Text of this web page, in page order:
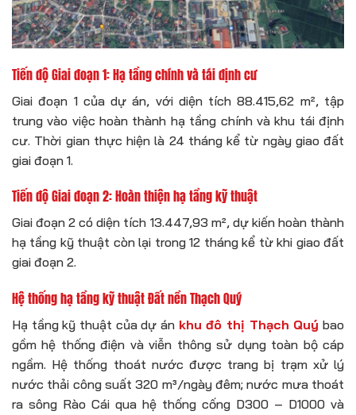
Tiến độ Giai đoạn 1: Hạ tầng chính và tái định cư
Giai đoạn 1 của dự án, với diện tích 88.415,62 m², tập
trung vào việc hoàn thành hạ tầng chính và khu tái định
cư. Thời gian thực hiện là 24 tháng kể từ ngày giao đất
giai đoạn 1.
Tiến độ Giai đoạn 2: Hoàn thiện hạ tầng kỹ thuật
Giai đoạn 2 có diện tích 13.447,93 m², dự kiến hoàn thành
hạ tầng kỹ thuật còn lại trong 12 tháng kể từ khi giao đất
giai đoạn 2.
Hệ thống hạ tầng kỹ thuật Đất nền Thạch Quý
Hạ tầng kỹ thuật của dự án khu đô thị Thạch Quý bao
gồm hệ thống điện và viễn thông sử dụng toàn bộ cáp
ngầm. Hệ thống thoát nước được trang bị trạm xử lý
nước thải công suất 320 m³/ngày đêm; nước mưa thoát
ra sông Rào Cái qua hệ thống cống D300 – D1000 và